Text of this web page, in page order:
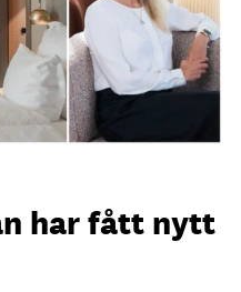
har fått nytt